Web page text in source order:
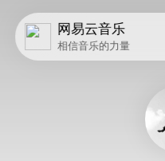
网易云音乐
相信音乐的力量